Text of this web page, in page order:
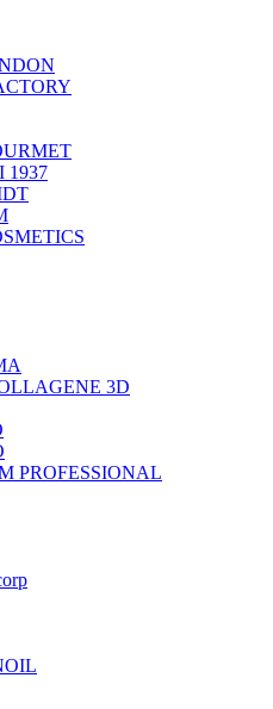
1937
3D
PROFESSIONAL